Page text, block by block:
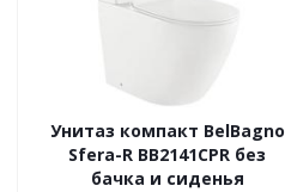
Унитаз компакт BelBagno
Sfera-R BB2141CPR без
бачка и сиденья